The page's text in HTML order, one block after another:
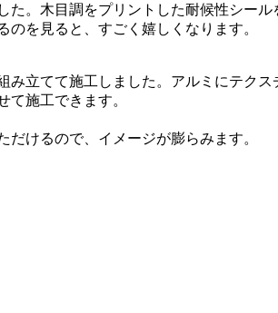
。木目調をプリントした耐候性シー
を見ると、すごく嬉しくなります。
み立てて施工しました。アルミにテク
て施工できます。
けるので、イメージが膨らみます。